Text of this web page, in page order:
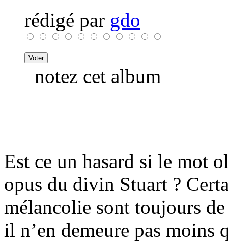
rédigé par gdo
notez cet album
Est ce un hasard si le mot
opus du divin Stuart ?
mélancolie sont toujours
il n’en demeure pas moins